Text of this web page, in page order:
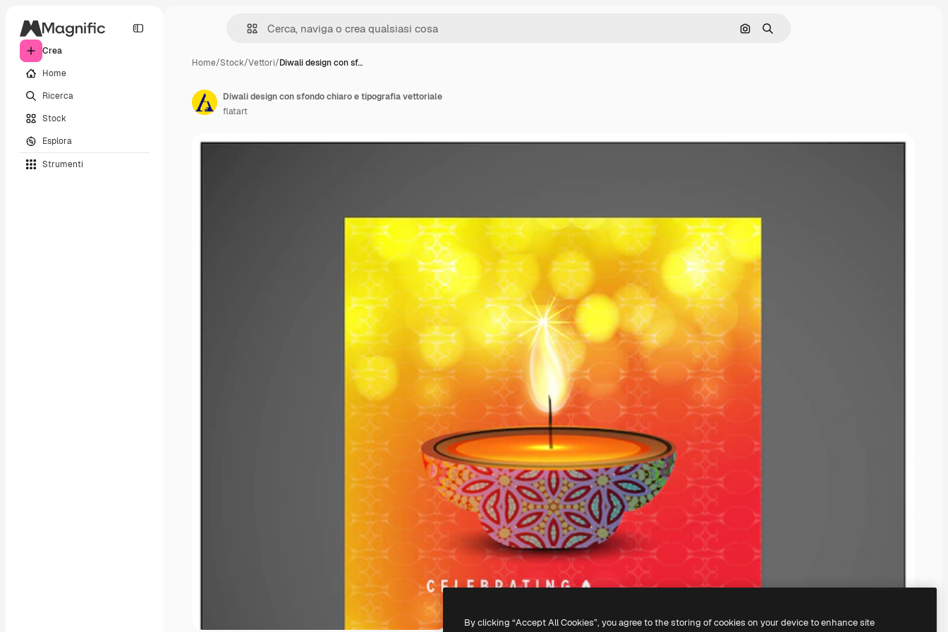
Crea
Home
Ricerca
Stock
Esplora
Strumenti
Cerca per immagine
Ricerca
Home/Stock/Vettori/Diwali design con sf…
Diwali design con sfondo chiaro e tipografia vettoriale
flatart
By clicking “Accept All Cookies”, you agree to the storing of cookies on your device to enhance site